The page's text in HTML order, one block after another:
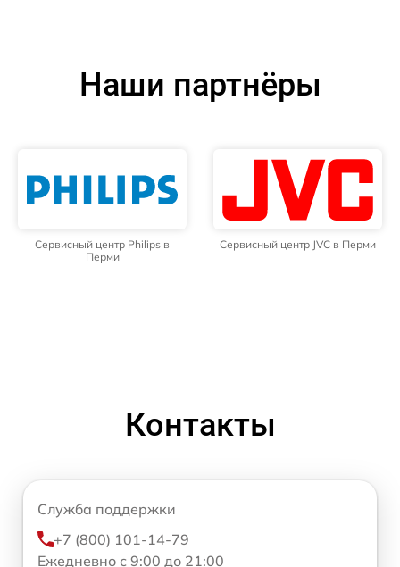
Наши партнёры
Сервисный центр Philips в
Перми
Сервисный центр JVC в Перми
Контакты
Служба поддержки
+7 (800) 101-14-79
Ежедневно с 9:00 до 21:00